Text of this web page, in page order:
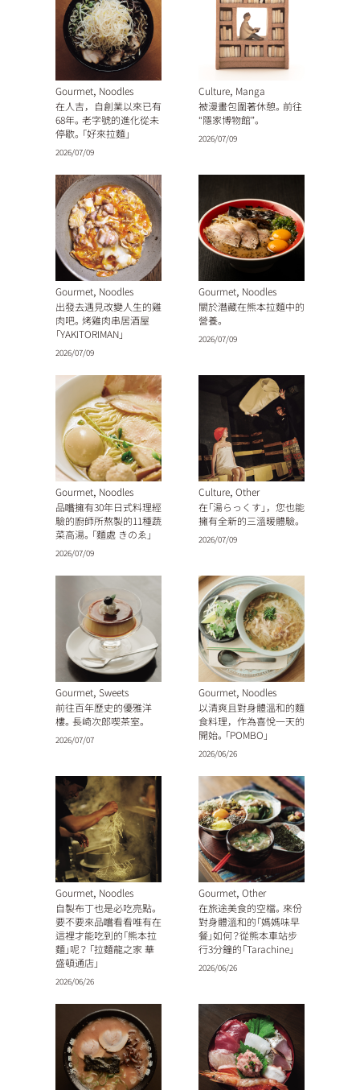
Gourmet, Noodles
在人吉，自創業以來已有
68年。老字號的進化從未
停歇。「好來拉麵」
2026/07/09
Culture, Manga
被漫畫包圍著休憩。前往
“隱家博物館”。
2026/07/09
Gourmet, Noodles
出發去遇見改變人生的雞
肉吧。烤雞肉串居酒屋
「YAKITORIMAN」
2026/07/09
Gourmet, Noodles
關於潛藏在熊本拉麵中的
營養。
2026/07/09
Gourmet, Noodles
品嚐擁有30年日式料理經
驗的廚師所熬製的11種蔬
菜高湯。「麵處 きのゑ」
2026/07/09
Culture, Other
在「湯らっくす」，您也能
擁有全新的三溫暖體驗。
2026/07/09
Gourmet, Sweets
前往百年歷史的優雅洋
樓。長崎次郎喫茶室。
2026/07/07
Gourmet, Noodles
以清爽且對身體溫和的麵
食料理，作為喜悅一天的
開始。「POMBO」
2026/06/26
Gourmet, Noodles
自製布丁也是必吃亮點。
要不要來品嚐看看唯有在
這裡才能吃到的「熊本拉
麵」呢？ 「拉麵龍之家 華
盛頓通店」
2026/06/26
Gourmet, Other
在旅途美食的空檔。來份
對身體溫和的「媽媽味早
餐」如何？從熊本車站步
行3分鐘的「Tarachine」
2026/06/26